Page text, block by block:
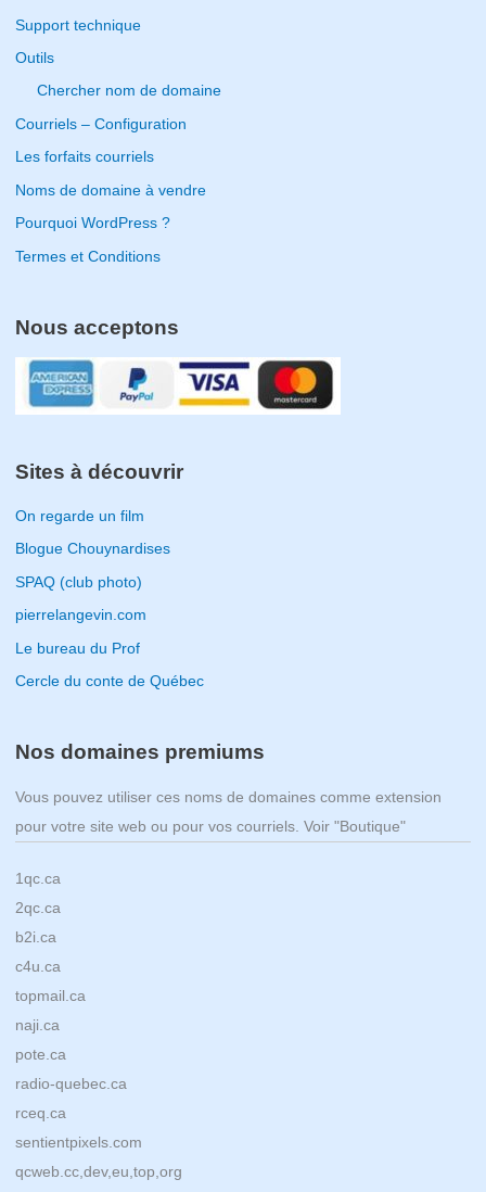
r
:
Support technique
Outils
Chercher nom de domaine
Courriels – Configuration
Les forfaits courriels
Noms de domaine à vendre
Pourquoi WordPress ?
Termes et Conditions
Nous acceptons
Sites à découvrir
On regarde un film
Blogue Chouynardises
SPAQ (club photo)
pierrelangevin.com
Le bureau du Prof
Cercle du conte de Québec
Nos domaines premiums
Vous pouvez utiliser ces noms de domaines comme extension
pour votre site web ou pour vos courriels. Voir "Boutique"
1qc.ca
2qc.ca
b2i.ca
c4u.ca
topmail.ca
naji.ca
pote.ca
radio-quebec.ca
rceq.ca
sentientpixels.com
qcweb.cc,dev,eu,top,org